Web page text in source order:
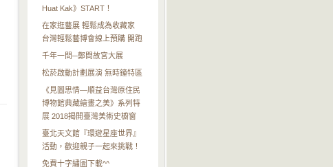
Huat Kak》START！
在家逛藝展 輕鬆成為收藏家
台灣輕鬆藝博會線上預購 開跑
千年一問─鄭問故宮大展
松菸啟動計劃展演 無時鐘特區
《見圖思情—順益台灣原住民
博物館典藏繪畫之美》系列特
展 2018揭開臺灣美術史櫥窗
臺北天文館『環遊星座世界』
活動，歡迎親子一起來挑戰！
免費十字繡圖下載^^